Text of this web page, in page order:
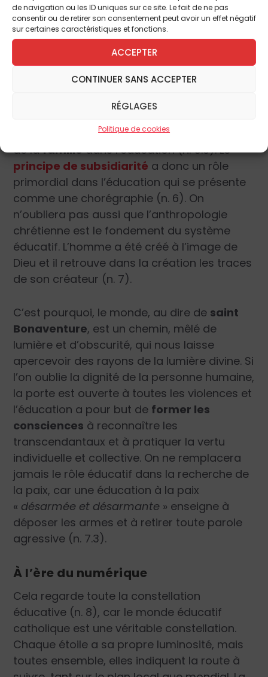
de navigation ou les ID uniques sur ce site. Le fait de ne pas
consentir ou de retirer son consentement peut avoir un effet négatif
sur certaines caractéristiques et fonctions.
ACCEPTER
CONTINUER SANS ACCEPTER
RÉGLAGES
Politique de cookies
monde contemporain (n. 4). Avec elle, nous
devonsmettre la personne humaine au
centre. Et le rôle éducatif n’est pas
seulement transmission de contenus, mais
aussi et surtoutapprentissage de vertus
vertus que le Pape rappelle le rôle primordial
de lafamilledans l’éducation (n. 5.3). Le
principe de subsidiarité a donc un rôle
primordial dans l’éducation qui se présente
comme une chorégraphie (n. 6). On
n’oubliera pas aussi que l’anthropologie
chrétienne est le fondement du système
éducatif. L’homme a été créé à l’image de
Dieu et il retrouve dans la création les traces
de son créateur (n. 7).
C’est pourquoi, le monde, au dire de saint
Bonaventure, est un chemin, mêlé de
lumière et d’obscurité, qui nous laisse
apercevoir des rayons de la lumière divine. Si
l’on oublie la dignité de la personne humaine,
la porte est ouverte à toutes les violences et
l’éducation a pour but de former les
consciences à reconnaître les
transcendantaux et à pratiquer la vertu
individuelle et collective. On ne remplacera
jamais le rôle éducatif dans la recherche de
la paix, car une éducation à la paix
« désarmée et désarmante » enseigne à
déposer les armes et à retirer toute parole
agressive (n. 7.3).
À l’ère du numérique
Cela regarde toute la constellation
éducative (n. 8), car le monde éducatif
catholique est une véritable constellation.
Chaque étoile a sa propre luminosité, mais
toutes ensemble, elles indiquent la route à